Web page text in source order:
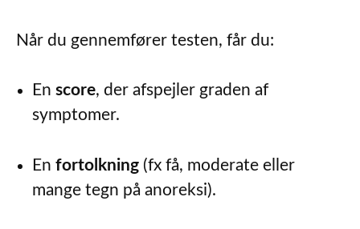
Når du gennemfører testen, får du:
En score, der afspejler graden af
symptomer.
En fortolkning (fx få, moderate eller
mange tegn på anoreksi).